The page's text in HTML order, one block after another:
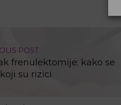
POST
frenulektomije: kako se
su rizici